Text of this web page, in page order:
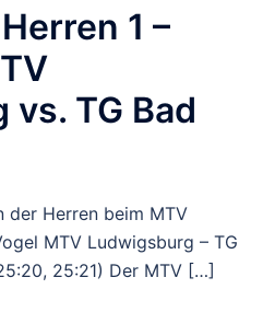
1 –
TG Bad
der Herren beim MTV
MTV Ludwigsburg – TG
25:21) Der MTV […]